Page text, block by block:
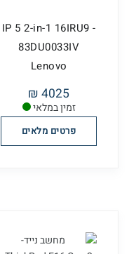
זמין במלאי
IP 5 2-in-1 16IRU9 -
83DU0033IV
Lenovo
4025 ₪
פרטים מלאים